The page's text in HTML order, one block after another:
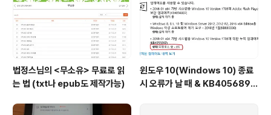
법정스님의 <무소유> 무료로 읽
는 법 (txt나 epub도 제작가능)
윈도우 10(Windows 10) 종료
시 오류가 날 때 & KB4056892